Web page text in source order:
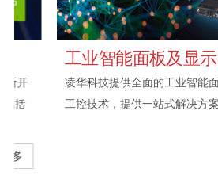
工业智能面板及显示器
凌华科技提供全面的工业智能面板和
工控技术，提供一站式解决方案及定